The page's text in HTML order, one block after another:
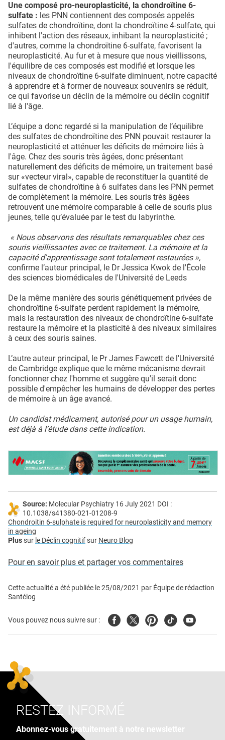
Une composé pro-neuroplasticité, la chondroïtine 6-
sulfate : les PNN contiennent des composés appelés
sulfates de chondroïtine, dont la chondroïtine 4-sulfate, qui
inhibent l'action des réseaux, inhibant la neuroplasticité ;
d'autres, comme la chondroïtine 6-sulfate, favorisent la
neuroplasticité. Au fur et à mesure que nous vieillissons,
l'équilibre de ces composés est modifié et lorsque les
niveaux de chondroïtine 6-sulfate diminuent, notre capacité
à apprendre et à former de nouveaux souvenirs se réduit,
ce qui favorise un déclin de la mémoire ou déclin cognitif
lié à l'âge.
L’équipe a donc regardé si la manipulation de l’équilibre
des sulfates de chondroïtine des PNN pouvait restaurer la
neuroplasticité et atténuer les déficits de mémoire liés à
l'âge. Chez des souris très âgées, donc présentant
naturellement des déficits de mémoire, un traitement basé
sur «vecteur viral», capable de reconstituer la quantité de
sulfates de chondroïtine à 6 sulfates dans les PNN permet
de complètement la mémoire. Les souris très âgées
retrouvent une mémoire comparable à celle de souris plus
jeunes, telle qu’évaluée par le test du labyrinthe.
« Nous observons des résultats remarquables chez ces
souris vieillissantes avec ce traitement. La mémoire et la
capacité d'apprentissage sont totalement restaurées »,
confirme l’auteur principal, le Dr Jessica Kwok de l'École
des sciences biomédicales de l'Université de Leeds
De la même manière des souris génétiquement privées de
chondroïtine 6-sulfate perdent rapidement la mémoire,
mais la restauration des niveaux de chondroïtine 6-sulfate
restaure la mémoire et la plasticité à des niveaux similaires
à ceux des souris saines.
L’autre auteur principal, le Pr James Fawcett de l'Université
de Cambridge explique que le même mécanisme devrait
fonctionner chez l'homme et suggère qu'il serait donc
possible d'empêcher les humains de développer des pertes
de mémoire à un âge avancé.
Un candidat médicament, autorisé pour un usage humain,
est déjà à l’étude dans cette indication.
Source: Molecular Psychiatry 16 July 2021 DOI :
10.1038/s41380-021-01208-9
Chondroitin 6-sulphate is required for neuroplasticity and memory
in ageing
Plussur le Déclin cognitifsur Neuro Blog
Pour en savoir plus et partager vos commentaires
Cette actualité a été publiée le25/08/2021 par Équipe de rédaction
Santélog
Vous pouvez nous suivre sur : FacebookTwitterPinterest
TiktokYoutube
RESTEZ INFORMÉ
Abonnez-vous gratuitement à notre newsletter